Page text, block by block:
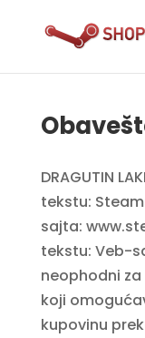
DRAGUTIN
tekstu:
sajta:
tekstu: Veb-
neophodni
koji
kupovinu